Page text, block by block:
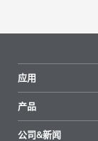
应用
产品
公司&新闻